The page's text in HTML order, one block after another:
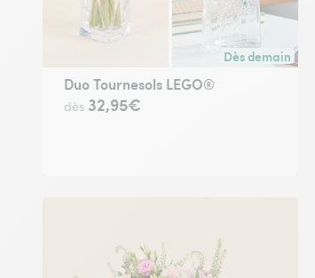
Dès demain
Livraison dès
Duo Tournesols LEGO®
dès 32,95€